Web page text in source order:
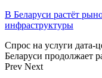
В Беларуси растёт
инфраструктуры
Спрос на услуги дата-
Беларуси продолжает
Prev Next